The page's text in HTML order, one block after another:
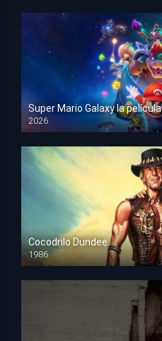
Super Mario Galaxy la película
2026
HD 1080p
Cocodrilo Dundee
1986
HD 1080p